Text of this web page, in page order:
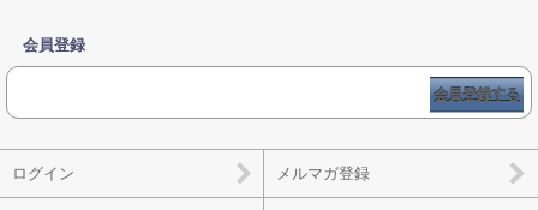
会員登録
会員登録する
ログイン メルマガ登録